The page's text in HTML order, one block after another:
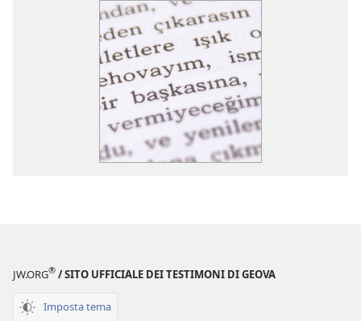
JW.ORG® / SITO UFFICIALE DEI TESTIMONI DI GEOVA
Imposta tema